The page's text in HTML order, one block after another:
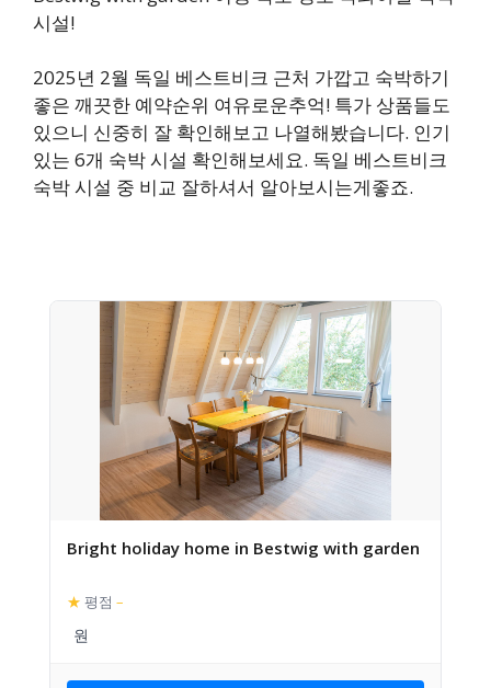
시설!
2025년 2월 독일 베스트비크 근처 가깝고 숙박하기
좋은 깨끗한 예약순위 여유로운추억! 특가 상품들도
있으니 신중히 잘 확인해보고 나열해봤습니다. 인기
있는 6개 숙박 시설 확인해보세요. 독일 베스트비크
숙박 시설 중 비교 잘하셔서 알아보시는게좋죠.
Bright holiday home in Bestwig with garden
★ 평점 –